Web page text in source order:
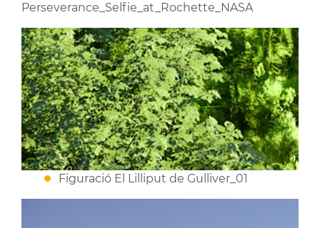
Perseverance_Selfie_at_Rochette_NASA
Figuració El Lilliput de Gulliver_01